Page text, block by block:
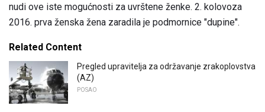
nudi ove iste mogućnosti za uvrštene ženke. 2. kolovoza
2016. prva ženska žena zaradila je podmornice "dupine".
Related Content
Pregled upravitelja za održavanje zrakoplovstva
(AZ)
POSAO